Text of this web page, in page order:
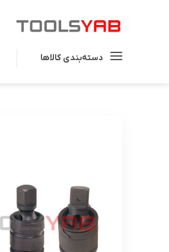
دسته‌بندی کالاها